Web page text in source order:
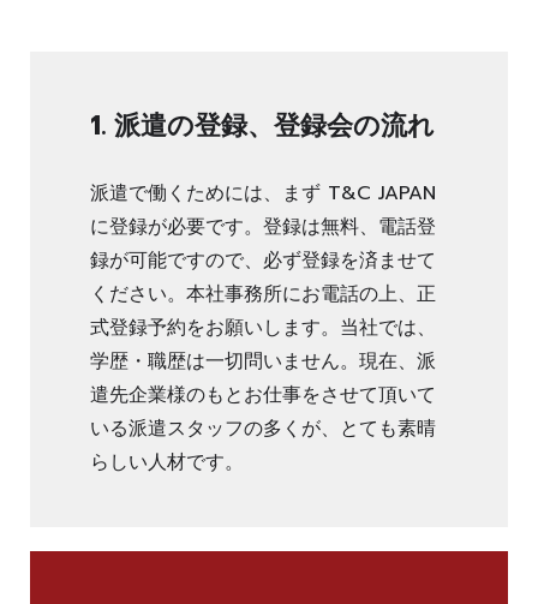
1. 派遣の登録、登録会の流れ
派遣で働くためには、まず T&C JAPAN
に登録が必要です。登録は無料、電話登
録が可能ですので、必ず登録を済ませて
ください。本社事務所にお電話の上、正
式登録予約をお願いします。当社では、
学歴・職歴は一切問いません。現在、派
遣先企業様のもとお仕事をさせて頂いて
いる派遣スタッフの多くが、とても素晴
らしい人材です。